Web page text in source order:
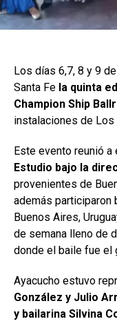
Los días 6,7, 8 y 9
Santa Fe la quinta
Champion Ship
instalaciones de
Este evento reunió
Estudio bajo la
provenientes de
además participaron
Buenos Aires,
de semana lleno de
donde el baile fue el
Ayacucho estuvo
González y Julio
y bailarina Silvina